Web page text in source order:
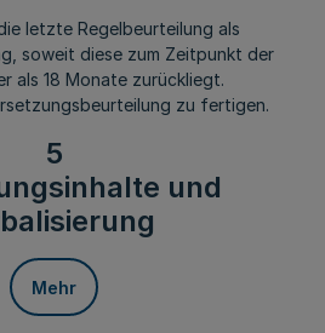
letzte Regelbeurteilung als
soweit diese zum Zeitpunkt der
als 18 Monate zurückliegt.
zu fertigen.
5
und
Mehr